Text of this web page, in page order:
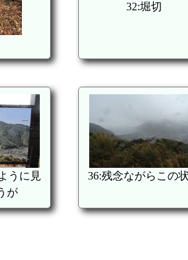
32:堀切
うに見
が
36:残念ながらこの